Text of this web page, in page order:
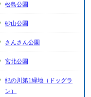
松島公園
砂山公園
さんさん公園
宮北公園
紀の川第1緑地（ドッグラ
ン）